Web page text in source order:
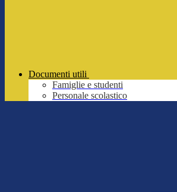
Documenti utili
Famiglie e studenti
Personale scolastico